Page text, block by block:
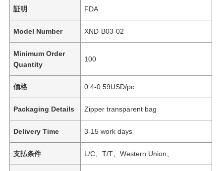
証明 FDA
Model Number XND-B03-02
Minimum Order
Quantity
100
価格 0.4-0.59USD/pc
Packaging Details Zipper transparent bag
Delivery Time 3-15 work days
支払条件 L/C、T/T、Western Union、